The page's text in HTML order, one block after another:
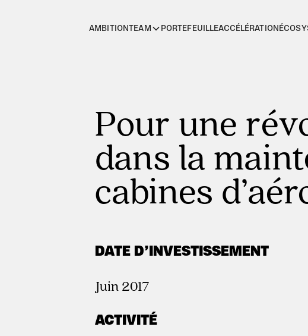
AMBITIONTEAM PORTEFEUILLEACCÉLÉRATION
Pour une
dans la
cabines
DATE D’INVESTISSEMENT
Juin 2017
ACTIVITÉ